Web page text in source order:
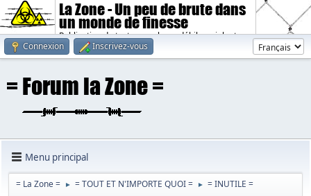
La Zone - Un peu de brute dans
un monde de finesse
Publication de textes sombres, débiles, violents.
Connexion
Inscrivez-vous
Menu principal
= La Zone = ► = TOUT ET N'IMPORTE QUOI = ► = INUTILE =